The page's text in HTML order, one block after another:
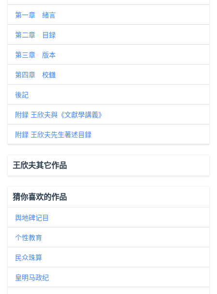
第一章 緒言
第二章 目録
第三章 版本
第四章 校讎
後記
附録 王欣夫與《文獻學講義》
附録 王欣夫先生著述目録
王欣夫其它作品
猜你喜欢的作品
舆地碑记目
个性教育
民众珠算
皇明马政纪